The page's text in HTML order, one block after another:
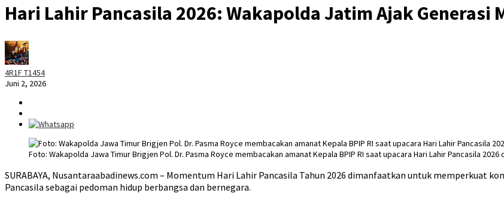
Hari Lahir Pancasila 2026: Wakapolda Jatim Ajak
4R1F T1454
Juni 2, 2026
Foto: Wakapolda Jawa Timur Brigjen Pol. Dr. Pasma Royce membacakan amanat Kepala BPIP RI saat upacara Hari Lahir Pancasila
SURABAYA, Nusantaraabadinews.com – Momentum Hari Lahir Pancasila Tahun 2026 dimanfaatkan untuk memperkuat
Pancasila sebagai pedoman hidup berbangsa dan bernegara.